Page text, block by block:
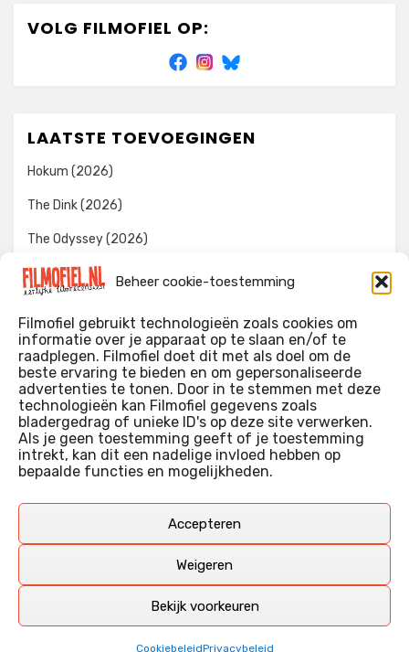
Beheer cookie-toestemming
Filmofiel gebruikt technologieën zoals cookies om
informatie over je apparaat op te slaan en/of te
raadplegen. Filmofiel doet dit met als doel om de
beste ervaring te bieden en om gepersonaliseerde
advertenties te tonen. Door in te stemmen met deze
technologieën kan Filmofiel gegevens zoals
bladergedrag of unieke ID's op deze site verwerken.
Als je geen toestemming geeft of je toestemming
intrekt, kan dit een nadelige invloed hebben op
bepaalde functies en mogelijkheden.
Accepteren
Weigeren
Bekijk voorkeuren
CookiebeleidPrivacybeleid
VOLG FILMOFIEL OP:
LAATSTE TOEVOEGINGEN
Hokum (2026)
The Dink (2026)
The Odyssey (2026)
Evil Dead Burn (2026)
WIE IK BEN…?
Ik ben ooit begonnen met m’n recensies omdat ik zoveel
films keek dat ik af en toe niet meer wist welke ik nu wel of
niet gezien had. Ik ben een filmliefhebber, heb als hobby nog
erg lang in een videotheek gewerkt, en heb als coproducent
Deze recensies zijn dan ook vooral vrij pretentieloze
aangevuld met een groeiende kennis over de kunde én de
kunst van het maken van film.